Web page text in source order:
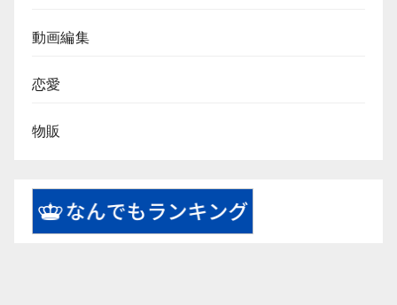
動画編集
恋愛
物販